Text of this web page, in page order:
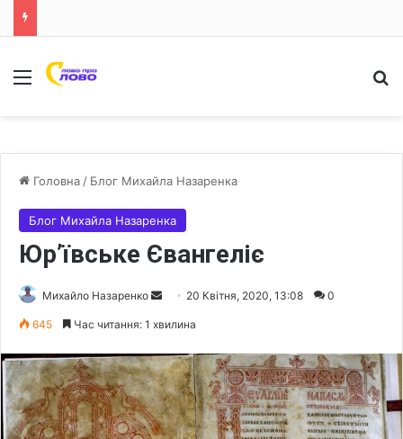
Меню
Головна / Блог Михайла Назаренка
Блог Михайла Назаренка
Юр’ївське Євангеліє
Михайло Назаренко
d
a
n
e
20 Квітня, 2020, 13:08 0
645 Час читання: 1 хвилина